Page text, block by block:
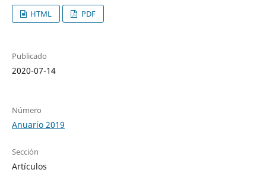
HTML PDF
Publicado
2020-07-14
Número
Anuario 2019
Sección
Artículos